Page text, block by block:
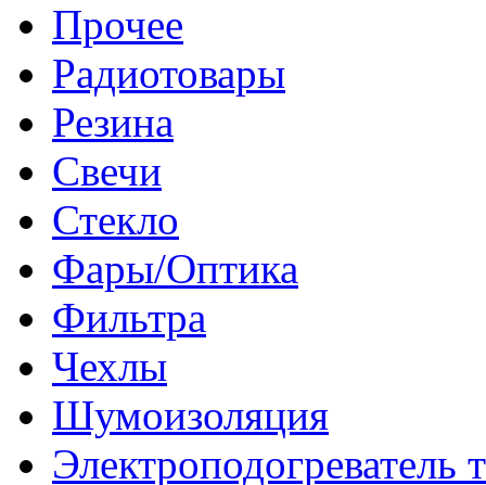
Прочее
Радиотовары
Резина
Свечи
Стекло
Фары/Оптика
Фильтра
Чехлы
Шумоизоляция
Электроподогреватель